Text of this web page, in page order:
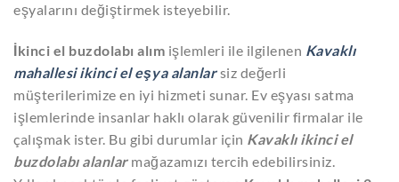
eşyalarını değiştirmek isteyebilir.
İkinci el buzdolabı alım işlemleri ile ilgilenen Kavaklı
mahallesi ikinci el eşya alanlarsiz değerli
müşterilerimize en iyi hizmeti sunar. Ev eşyası satma
işlemlerinde insanlar haklı olarak güvenilir firmalar ile
çalışmak ister. Bu gibi durumlar için Kavaklı ikinci el
buzdolabı alanlarmağazamızı tercih edebilirsiniz.